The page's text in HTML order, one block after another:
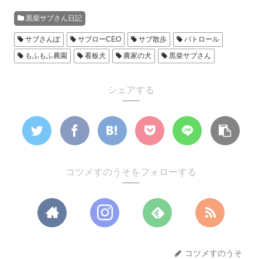
黒柴サブさん日記
サブさんぽ サブローCEO サブ散歩
パトロール
もふもふ農園
看板犬 農家の犬 黒柴サブさん
シェアする
コツメすのうそをフォローする
コツメすのうそ